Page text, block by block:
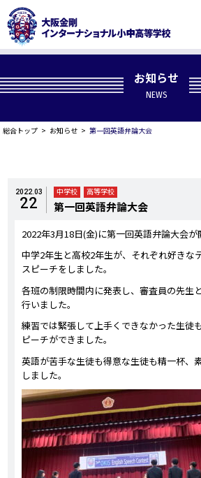
お知らせ
NEWS
総合トップ お知らせ 第一回英語弁論大会
2022.03
22
中学校 高等学校
第一回英語弁論大会
2022年3月18日(金)に第一回英語弁論大会が
中学2年生と高校2年生が、それぞれ好きな
スピーチをしました。
各班の制限時間内に発表し、審査員の先生
行いました。
練習では緊張して上手くできなかった生徒
ピーチができました。
英語が苦手な生徒も得意な生徒も精一杯、
しました。